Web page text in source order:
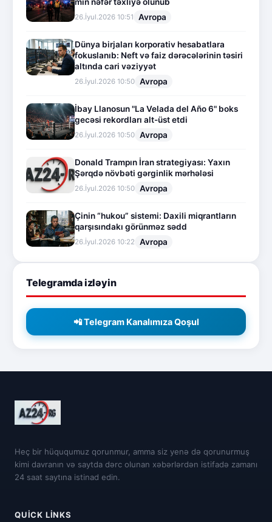
26.İyul.2026 10:51 Avropa
Dünya birjaları korporativ hesabatlara
fokuslanıb: Neft və faiz dərəcələrinin təsiri
altında cari vəziyyət
26.İyul.2026 10:50 Avropa
İbay Llanosun "La Velada del Año 6" boks
gecəsi rekordları alt-üst etdi
26.İyul.2026 10:50 Avropa
Donald Trampın İran strategiyası: Yaxın
Şərqdə növbəti gərginlik mərhələsi
26.İyul.2026 10:50 Avropa
Çinin “hukou” sistemi: Daxili miqrantların
qarşısındakı görünməz sədd
26.İyul.2026 10:22 Avropa
Telegramda izləyin
📲 Telegram Kanalımıza Qoşul
Heç bir hüququmuz qorunmur, amma siz yenə də qorunurmuş
kimi davranın və saytda dərc olunan xəbərlərdən istifadə zamanı
24 saat saytına istinad edin.
QUICK LINKS